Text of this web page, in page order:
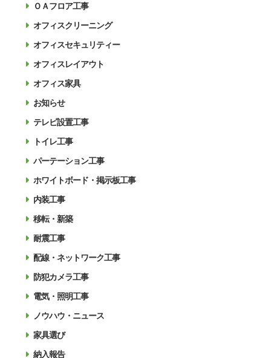
ＯＡフロア工事
オフィスクリーニング
オフィスセキュリティー
オフィスレイアウト
オフィス家具
お知らせ
テレビ設置工事
トイレ工事
パーテーション工事
ホワイトボード・掲示板工事
内装工事
移転・新築
耐震工事
配線・ネットワーク工事
防犯カメラ工事
電気・照明工事
ノウハウ・ニュース
家具選び
納入報告